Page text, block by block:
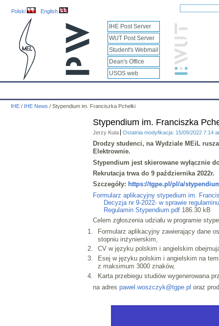
Polski English
IHE Post Server
WUT Post Server
Student's Webmail
Dean's Office
USOS web
IHE / IHE News / Stypendium im. Franciszka Pchełki
Stypendium im. Franciszka
Jerzy Kuta Ostatnia modyfikacja: 15/09/2022 7:14
Drodzy studenci, na Wydziale MEiL
Elektrownie.
Stypendium jest skierowane wyłącznie
Rekrutacja trwa do 9 października 2022r.
Szczegóły: https://tgpe.pl/pl/a/
Formularz aplikacyjny stypedium im.
Decyzja nr 9-2022- w sprawie
Regulamin Stypendium.pdf186.30 kB
Celem zgłoszenia udziału w programie
Formularz aplikacyjny zawierający dane
stopniu inżynierskim,
CV w języku polskim i angielskim
Esej w języku polskim i angielskim na
z maksimum 3000 znaków,
Karta przebiegu studiów wygenerowana
na adres pawel.woszczyk@tgpe.pl oraz